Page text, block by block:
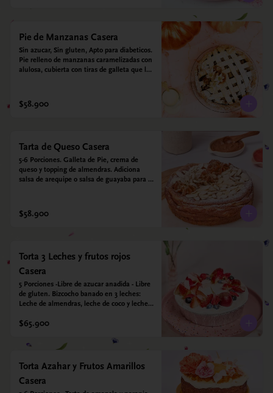
Pie de Manzanas Casera
Sin azucar, Sin gluten, Apto para diabeticos.
Pie relleno de manzanas caramelizadas con
alulosa, cubierta con tiras de galleta que le
envuelve todos los sabores.
$58.900
Tarta de Queso Casera
5-6 Porciones. Galleta de Pie, crema de
queso y topping de almendras. Adiciona
salsa de arequipe o salsa de guayaba para
$58.900
Torta 3 Leches y frutos rojos
Casera
5 Porciones -Libre de azucar anadida - Libre
de gluten. Bizcocho banado en 3 leches:
Leche de almendras, leche de coco y leche
de Harina de arroz, harina de quinoa y
5%.
$65.900
Torta Azahar y Frutos Amarillos
Casera